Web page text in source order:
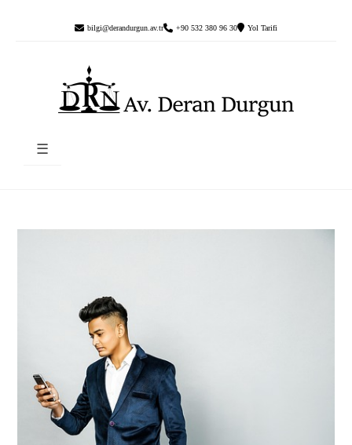
bilgi@derandurgun.av.tr +90 532 380 96 30 Yol Tarifi
☰